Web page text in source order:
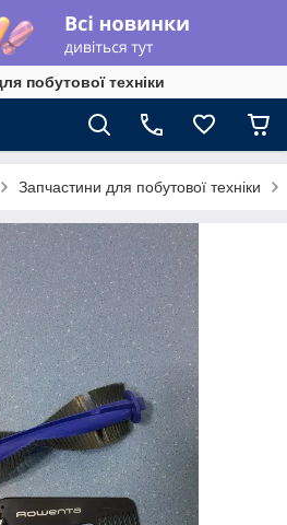
побутової техніки
Запчастини для побутової техніки